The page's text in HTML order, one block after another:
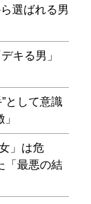
選ばれる男
キる男」
として意識
」は危
「最悪の結